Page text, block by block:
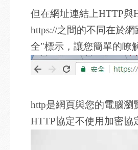
但在網址連結上HTTP與
https://之間的不同在於
全"標示，讓您簡單的瞭
http是網頁與您的電腦瀏
HTTP協定不使用加密協